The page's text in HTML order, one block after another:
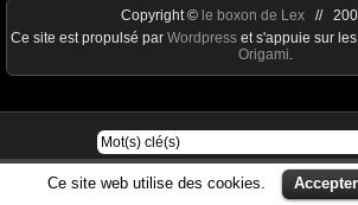
Ce site web utilise des cookies. Accepter
Copyright © le boxon de Lex//
Ce site est propulsé par Wordpress et s'appuie sur
Origami.